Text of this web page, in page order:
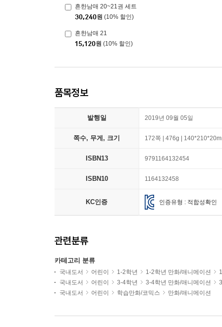
흔한남매 20~21권 세트
30,240원 (10% 할인)
흔한남매 21
15,120원 (10% 할인)
품목정보
발행일 2019년 09월 05일
쪽수, 무게, 크기 172쪽 | 476g |
ISBN13 9791164132454
ISBN10 1164132458
KC인증 인증유형 : 적합성확인
관련분류
카테고리 분류
국내도서 어린이 1-2학년 1-2학년 만화/애니메이션
국내도서
어린이 3-4학년 3-4학년 만화/애니메이션
국내도서
어린이 학습만화/코믹스 만화/애니메이션